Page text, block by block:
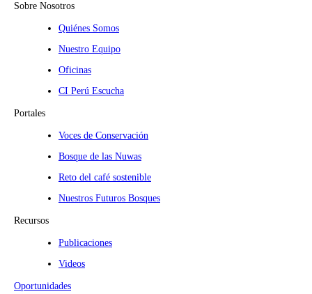
Sobre Nosotros
Quiénes Somos
Nuestro Equipo
Oficinas
CI Perú Escucha
Portales
Voces de Conservación
Bosque de las Nuwas
Reto del café sostenible
Nuestros Futuros Bosques
Recursos
Publicaciones
Videos
Oportunidades